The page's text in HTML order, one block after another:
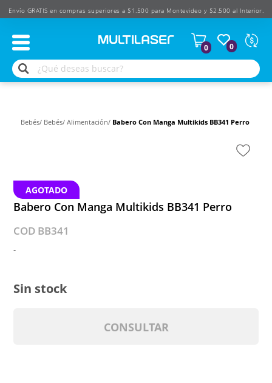
Envío GRATIS en compras superiores a $1.500 para Montevideo y $2.500 al Interior.
Según
$
0
0
Bebés/ Bebés/ Alimentación/ Babero Con Manga Multikids BB341 Perro
AGOTADO
Babero Con Manga Multikids BB341 Perro
COD BB341
-
Sin stock
CONSULTAR